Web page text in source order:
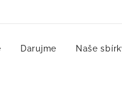
Darujme Naše